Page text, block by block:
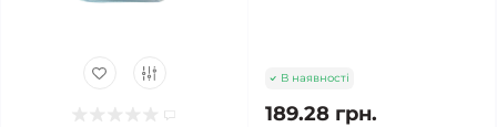
В наявності
189.28 грн.